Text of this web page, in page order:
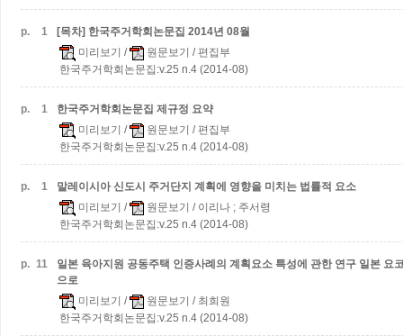
p. 1
[목차] 한국주거학회논문집 2014년 08월
미리보기 / 원문보기 / 편집부
한국주거학회논문집:v.25 n.4 (2014-08)
p. 1
한국주거학회논문집 제규정 요약
미리보기 / 원문보기 / 편집부
한국주거학회논문집:v.25 n.4 (2014-08)
p. 1
말레이시아 신도시 주거단지 계획에 영향을 미치는 법률적 요소
미리보기 / 원문보기 / 이리나 ; 주서령
한국주거학회논문집:v.25 n.4 (2014-08)
p. 11 일본 육아지원 공동주택 인증사례의 계획요소 특성에 관한 연구 일본 요
으로
미리보기 / 원문보기 / 최희원
한국주거학회논문집:v.25 n.4 (2014-08)